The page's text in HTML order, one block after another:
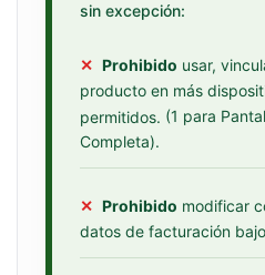
sin excepción:
✕ Prohibido usar,
producto en más
permitidos. (1 para
Completa).
✕ Prohibido modificar
datos de facturación